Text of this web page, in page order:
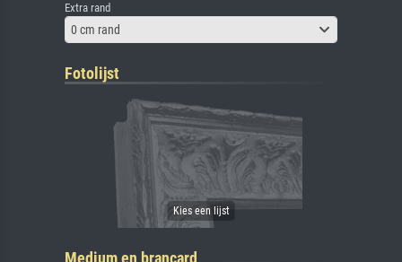
Extra rand
0 cm rand
Fotolijst
Medium en brancard